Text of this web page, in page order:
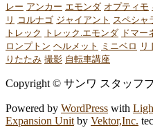
レー アンカー エモンダ オプティモ
リ コルナゴ ジャイアント スペシャ
トレック
トレック.エモンダ ドマー
ロンプトン ヘルメット ミニベロ リ
りたたみ 撮影 自転車講座
Copyright © サンワ スタッフ
Powered by WordPress with
Expansion Unit by Vektor,Inc.